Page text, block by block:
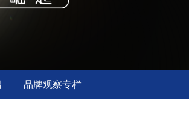
品牌观察专栏